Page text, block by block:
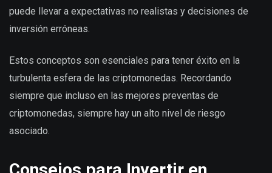
puede llevar a expectativas no realistas y decisiones de
inversión erróneas.
Estos conceptos son esenciales para tener éxito en la
turbulenta esfera de las criptomonedas. Recordando
siempre que incluso en las mejores preventas de
criptomonedas, siempre hay un alto nivel de riesgo
asociado.